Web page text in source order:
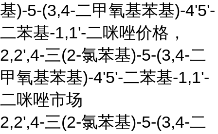
基)-5-(3,4-二甲氧基苯基)-4'5'-
二苯基-1,1'-二咪唑价格，
2,2',4-三(2-氯苯基)-5-(3,4-二
甲氧基苯基)-4'5'-二苯基-1,1'-
二咪唑市场
2,2',4-三(2-氯苯基)-5-(3,4-二